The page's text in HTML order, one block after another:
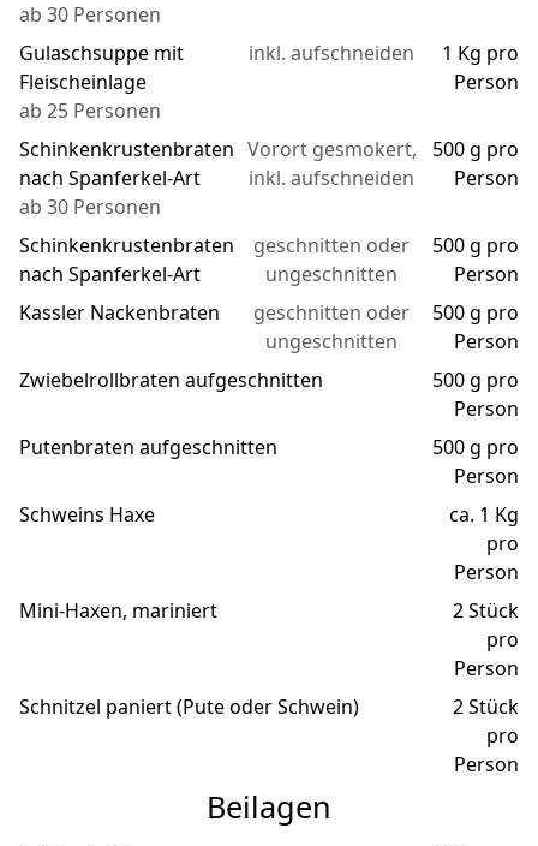
ab 30 Personen
Gulaschsuppe mit
Fleischeinlage
ab 25 Personen
inkl. aufschneiden
1 Kg pro
Person
Schinkenkrustenbraten
nach Spanferkel-Art
ab 30 Personen
Vorort gesmokert,
inkl. aufschneiden
500 g pro
Person
Schinkenkrustenbraten
nach Spanferkel-Art
geschnitten oder
ungeschnitten
500 g pro
Person
Kassler Nackenbraten
geschnitten oder
ungeschnitten
500 g pro
Person
Zwiebelrollbraten aufgeschnitten
500 g pro
Person
Putenbraten aufgeschnitten
500 g pro
Person
Schweins Haxe
ca. 1 Kg
pro
Person
Mini-Haxen, mariniert
2 Stück
pro
Person
Schnitzel paniert (Pute oder Schwein)
2 Stück
pro
Person
Beilagen